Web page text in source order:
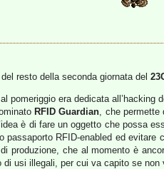
resto della seconda giornata del
pomeriggio era dedicata all’hacking
RFID Guardian, che permette
è di fare un oggetto che possa
passaporto RFID-enabled ed
produzione, che al momento è
di usi illegali, per cui va capito se